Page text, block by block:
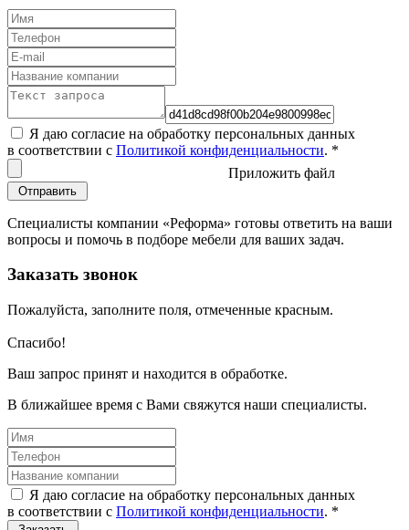
Я даю согласие на обработку персональных данных
в соответствии с Политикой конфиденциальности. *
Приложить файл
Специалисты компании «Реформа» готовы ответить на ваши
вопросы и помочь в подборе мебели для ваших задач.
Заказать звонок
Пожалуйста, заполните поля, отмеченные красным.
Спасибо!
Ваш запрос принят и находится в обработке.
В ближайшее время с Вами свяжутся наши специалисты.
Я даю согласие на обработку персональных данных
в соответствии с Политикой конфиденциальности. *